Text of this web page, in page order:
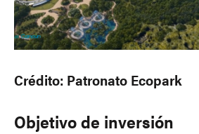
Crédito: Patronato Ecopark
Objetivo de inversión